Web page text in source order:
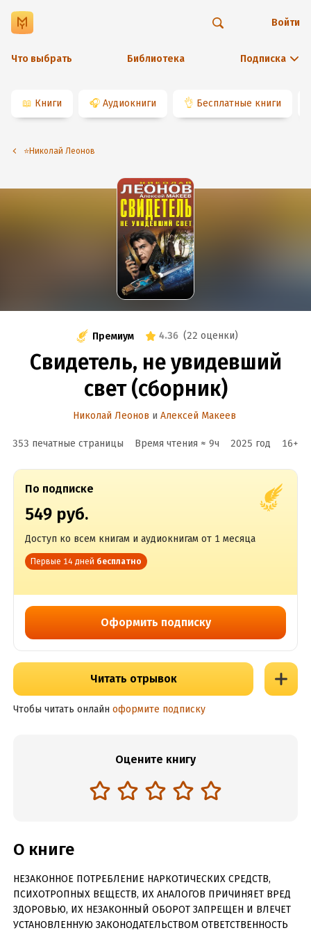
Что выбрать Библиотека Подписка
Войти
📖 Книги 🎧 Аудиокниги 👌 Бесплатные книги
⭐️Николай Леонов
Премиум 4.36 (22 оценки)
Свидетель, не увидевший
свет (сборник)
Николай Леонов и Алексей Макеев
353 печатные страницы Время чтения ≈ 9ч 2025 год 16+
По подписке
549 руб.
Доступ ко всем книгам и аудиокнигам от 1 месяца
Первые 14 дней бесплатно
Оформить подписку
Читать отрывок
Чтобы читать онлайн оформите подписку
Оцените книгу
О книге
НЕЗАКОННОЕ ПОТРЕБЛЕНИЕ НАРКОТИЧЕСКИХ СРЕДСТВ,
ПСИХОТРОПНЫХ ВЕЩЕСТВ, ИХ АНАЛОГОВ ПРИЧИНЯЕТ ВРЕД
ЗДОРОВЬЮ, ИХ НЕЗАКОННЫЙ ОБОРОТ ЗАПРЕЩЕН И ВЛЕЧЕТ
УСТАНОВЛЕННУЮ ЗАКОНОДАТЕЛЬСТВОМ ОТВЕТСТВЕННОСТЬ